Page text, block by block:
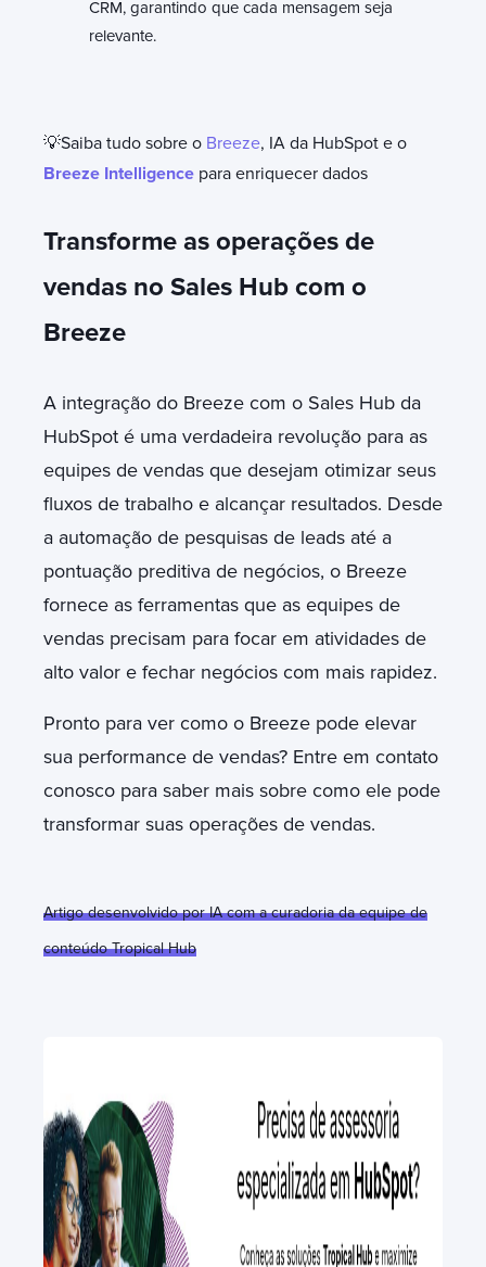
CRM, garantindo que cada mensagem seja
relevante.
💡Saiba tudo sobre o Breeze, IA da HubSpot e o
Breeze Intelligence para enriquecer dados
Transforme as operações de
vendas no Sales Hub com o
Breeze
A integração do Breeze com o Sales Hub da
HubSpot é uma verdadeira revolução para as
equipes de vendas que desejam otimizar seus
fluxos de trabalho e alcançar resultados. Desde
a automação de pesquisas de leads até a
pontuação preditiva de negócios, o Breeze
fornece as ferramentas que as equipes de
vendas precisam para focar em atividades de
alto valor e fechar negócios com mais rapidez.
Pronto para ver como o Breeze pode elevar
sua performance de vendas? Entre em contato
conosco para saber mais sobre como ele pode
transformar suas operações de vendas.
Artigo desenvolvido por IA com a curadoria da equipe de
conteúdo Tropical Hub